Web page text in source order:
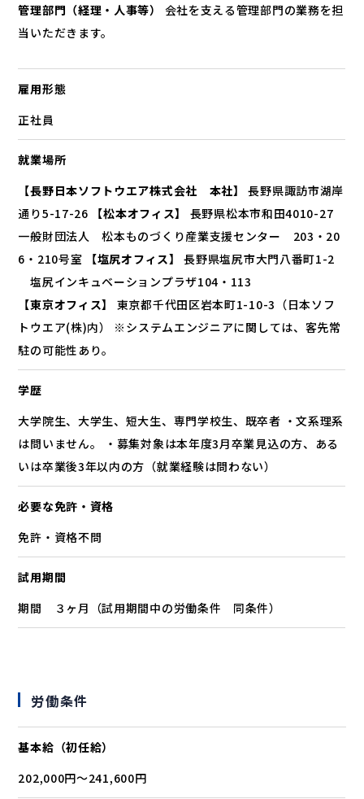
管理部門（経理・人事等）
会社を支える管理部門の業務を担
当いただきます。
雇用形態
正社員
就業場所
【長野日本ソフトウエア株式会社 本社】
長野県諏訪市湖岸
通り5-17-26
【松本オフィス】
長野県松本市和田4010-27
一般財団法人 松本ものづくり産業支援センター 203・20
6・210号室
【塩尻オフィス】
長野県塩尻市大門八番町1-2
塩尻インキュベーションプラザ104・113
【東京オフィス】
東京都千代田区岩本町1-10-3（日本ソフ
トウエア(株)内） ※システムエンジニアに関しては、客先常
駐の可能性あり。
学歴
大学院生、大学生、短大生、専門学校生、既卒者 ・文系理系
は問いません。 ・募集対象は本年度3月卒業見込の方、ある
いは卒業後3年以内の方（就業経験は問わない）
必要な免許・資格
免許・資格不問
試用期間
期間 ３ヶ月（試用期間中の労働条件 同条件）
労働条件
基本給（初任給）
202,000円〜241,600円